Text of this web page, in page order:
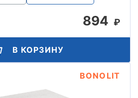
894 ₽
В КОРЗИНУ
BONOLIT